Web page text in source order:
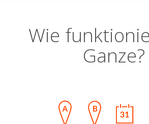
Wie
Ganze?